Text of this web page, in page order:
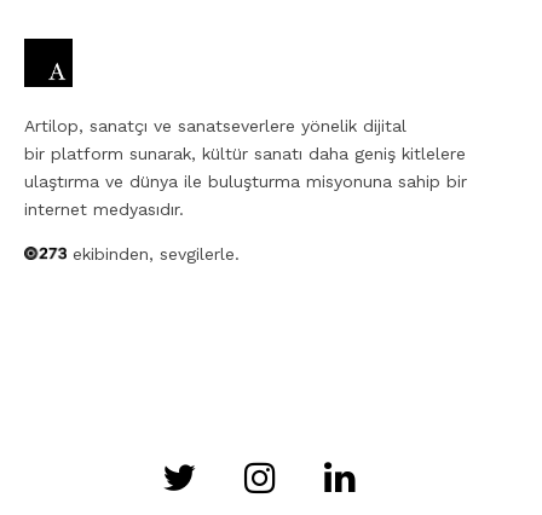
Artilop, sanatçı ve sanatseverlere yönelik dijital
bir platform sunarak, kültür sanatı daha geniş kitlelere
ulaştırma ve dünya ile buluşturma misyonuna sahip bir
internet medyasıdır.
ekibinden, sevgilerle.